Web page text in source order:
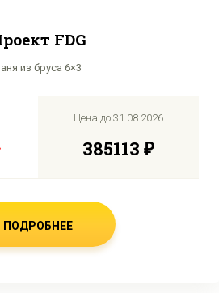
FDG
из бруса 6×3
Цена до 31.08.2026
385113 ₽
ПОДРОБНЕЕ